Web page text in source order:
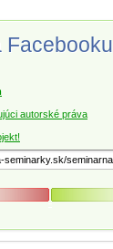
Facebooku
autorské práva